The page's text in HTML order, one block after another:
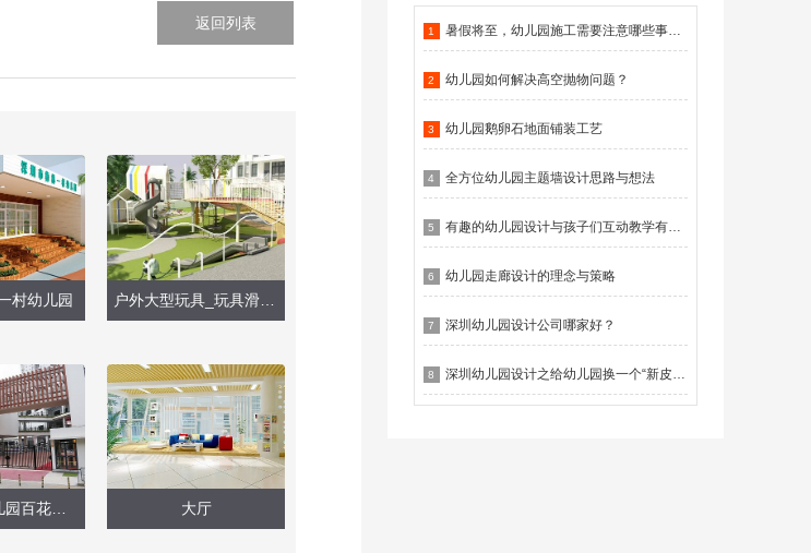
1 暑假将至，幼儿园施工需要注意哪些事项？
2 幼儿园如何解决高空抛物问题？
3 幼儿园鹅卵石地面铺装工艺
4 全方位幼儿园主题墙设计思路与想法
5 有趣的幼儿园设计与孩子们互动教学有什么作用？
6 幼儿园走廊设计的理念与策略
7 深圳幼儿园设计公司哪家好？
8 深圳幼儿园设计之给幼儿园换一个“新皮肤”
返回列表
村幼儿园
深圳实验幼儿园百花路（现场实景） 大厅